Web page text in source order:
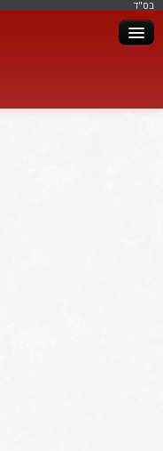
בּס"ד